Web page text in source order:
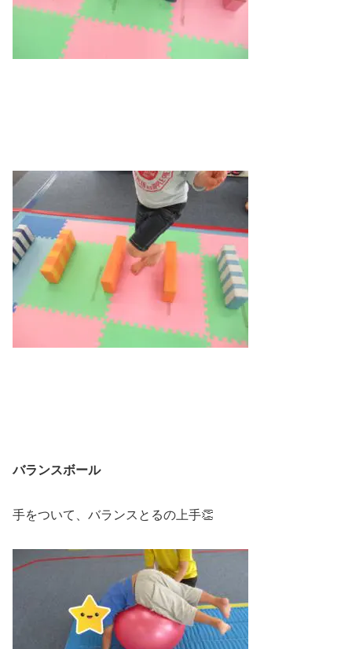
バランスボール
手をついて、バランスとるの上手👏